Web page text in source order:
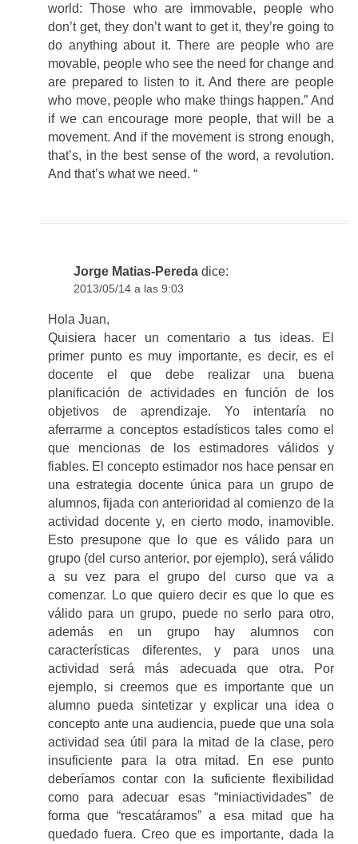
world: Those who are immovable, people who
don’t get, they don’t want to get it, they’re going to
do anything about it. There are people who are
movable, people who see the need for change and
are prepared to listen to it. And there are people
who move, people who make things happen.” And
if we can encourage more people, that will be a
movement. And if the movement is strong enough,
that’s, in the best sense of the word, a revolution.
And that’s what we need. “
Jorge Matias-Pereda dice:
2013/05/14 a las 9:03
Hola Juan,
Quisiera hacer un comentario a tus ideas. El
primer punto es muy importante, es decir, es el
docente el que debe realizar una buena
planificación de actividades en función de los
objetivos de aprendizaje. Yo intentaría no
aferrarme a conceptos estadísticos tales como el
que mencionas de los estimadores válidos y
fiables. El concepto estimador nos hace pensar en
una estrategia docente única para un grupo de
alumnos, fijada con anterioridad al comienzo de la
actividad docente y, en cierto modo, inamovible.
Esto presupone que lo que es válido para un
grupo (del curso anterior, por ejemplo), será válido
a su vez para el grupo del curso que va a
comenzar. Lo que quiero decir es que lo que es
válido para un grupo, puede no serlo para otro,
además en un grupo hay alumnos con
características diferentes, y para unos una
actividad será más adecuada que otra. Por
ejemplo, si creemos que es importante que un
alumno pueda sintetizar y explicar una idea o
concepto ante una audiencia, puede que una sola
actividad sea útil para la mitad de la clase, pero
insuficiente para la otra mitad. En ese punto
deberíamos contar con la suficiente flexibilidad
como para adecuar esas “miniactividades” de
forma que “rescatáramos” a esa mitad que ha
quedado fuera. Creo que es importante, dada la